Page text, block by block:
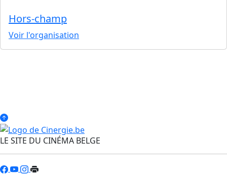
Hors-champ
Voir l'organisation
LE SITE DU CINÉMA BELGE